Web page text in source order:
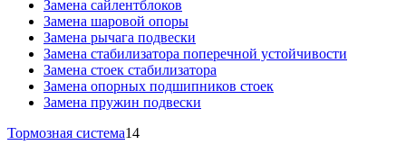
Замена сайлентблоков
Замена шаровой опоры
Замена рычага подвески
Замена стабилизатора поперечной устойчивости
Замена стоек стабилизатора
Замена опорных подшипников стоек
Замена пружин подвески
Тормозная система14